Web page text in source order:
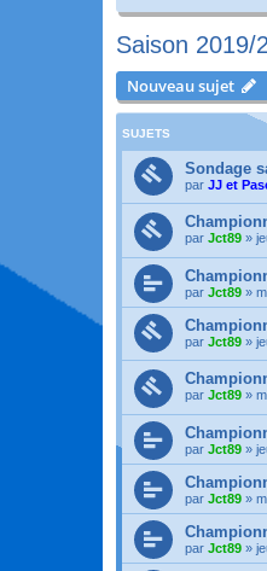
Saison 2019/
Nouveau sujet
SUJETS
Sondage
par JJ et
par Jct89 »
par Jct89 »
par Jct89 »
par Jct89 »
par Jct89 »
par Jct89 »
par Jct89 »